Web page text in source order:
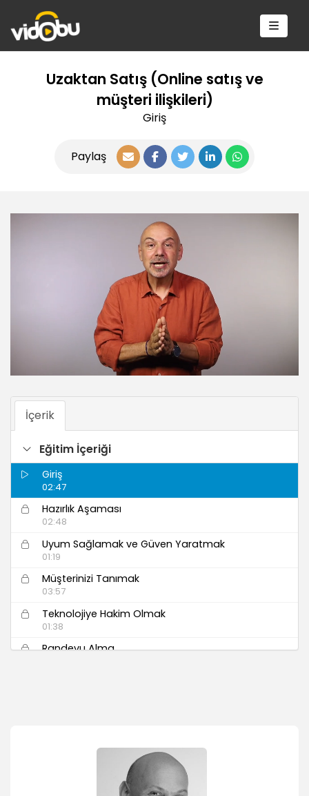
Uzaktan Satış (Online satış ve
müşteri ilişkileri)
Giriş
Paylaş
İçerik
Eğitim İçeriği
Giriş
02:47
Hazırlık Aşaması
02:48
Uyum Sağlamak ve Güven Yaratmak
01:19
Müşterinizi Tanımak
03:57
Teknolojiye Hakim Olmak
01:38
Randevu Alma
İtirazlarla Başa Çıkmak
Satışı Başarıyla Sonuçlandırma